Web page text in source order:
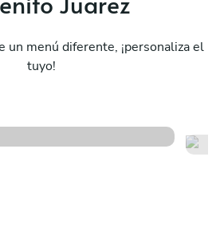
un menú diferente, ¡personaliza el
tuyo!